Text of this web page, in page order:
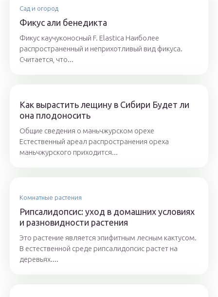
Сад и огород
Фикус али бенедикта
Фикус каучуконосный F. Elastica Наиболее
распространенный и неприхотливый вид фикуса.
Считается, что...
Как вырастить лещину в Сибири Будет ли
она плодоносить
Общие сведения о маньчжурском орехе
Естественный ареал распространения ореха
маньчжурского приходится...
Комнатные растения
Рипсалидопсис: уход в домашних условиях
и разновидности растения
Это растение является эпифитным лесным кактусом.
В естественной среде рипсалидопсис растет на
деревьях....